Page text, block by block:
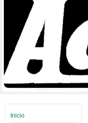
Inicio